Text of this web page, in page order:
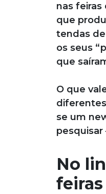
nas
que
tendas
os seus
que
O que
se um
No